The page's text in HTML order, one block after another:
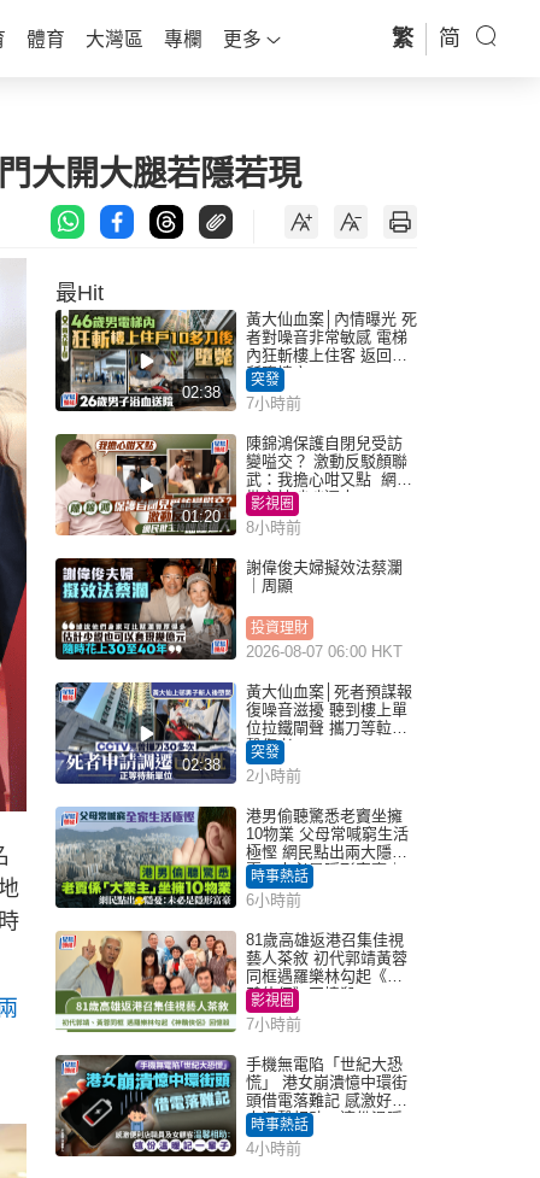
體育 大灣區 專欄 更多 繁 简
大開大腿若隱若現
最Hit
02:38
黃大仙血案│內情曝光 死
者對噪音非常敏感 電梯
內狂斬樓上住客 返回住
所墮樓亡
突發
7小時前
01:20
陳錦鴻保護自閉兒受訪
變嗌交？ 激動反駁顏聯
武：我擔心咁又點 網民
批主持咄咄逼人
影視圈
8小時前
謝偉俊夫婦擬效法蔡瀾
｜周顯
投資理財
2026-08-07 06:00 HKT
02:38
黃大仙血案│死者預謀報
復噪音滋擾 聽到樓上單
位拉鐵閘聲 攜刀等𨋢伏
擊傷者
突發
2小時前
港男偷聽驚悉老竇坐擁
10物業 父母常喊窮生活
極慳 網民點出兩大隱
憂：未必是隱形富豪｜
Juicy叮
時事熱話
6小時前
81歲高雄返港召集佳視
藝人茶敘 初代郭靖黃蓉
同框遇羅樂林勾起《神
鵰俠侶》回憶殺
影視圈
7小時前
手機無電陷「世紀大恐
慌」 港女崩潰憶中環街
頭借電落難記 感激好心
人溫馨相助：這份溫暖
記一輩子｜Juicy叮
時事熱話
4小時前